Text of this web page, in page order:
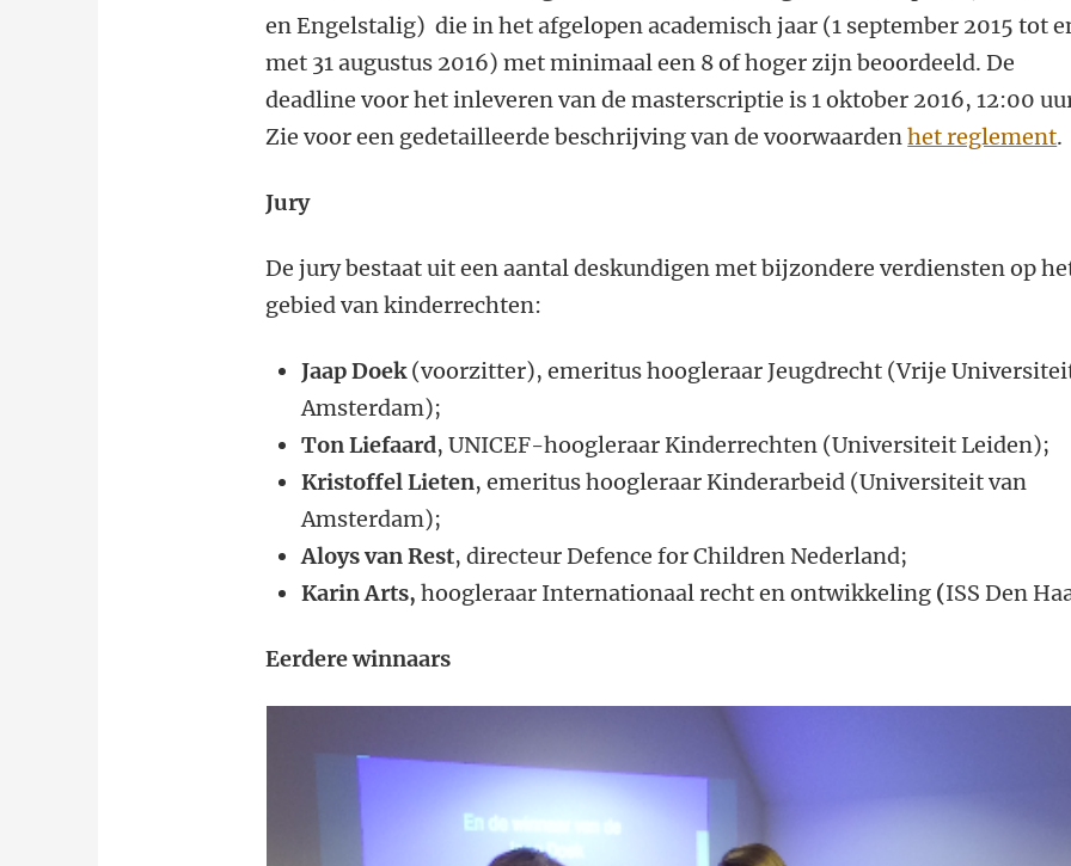
en Engelstalig) die in het afgelopen academisch jaar (1 september 2015 tot
met 31 augustus 2016) met minimaal een 8 of hoger zijn beoordeeld. De
deadline voor het inleveren van de masterscriptie is 1 oktober 2016, 12:00
Zie voor een gedetailleerde beschrijving van de voorwaardenhet reglement.
Jury
De jury bestaat uit een aantal deskundigen met bijzondere verdiensten op
gebied van kinderrechten:
Jaap Doek(voorzitter), emeritus hoogleraar Jeugdrecht (Vrije
Amsterdam);
Ton Liefaard, UNICEF-hoogleraar Kinderrechten (Universiteit Leiden);
Kristoffel Lieten, emeritus hoogleraar Kinderarbeid (Universiteit van
Amsterdam);
Aloys van Rest, directeur Defence for Children Nederland;
Karin Arts,hoogleraar Internationaal recht en ontwikkeling (ISS Den
Eerdere winnaars